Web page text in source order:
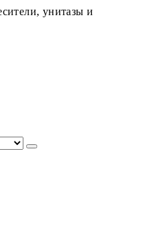
унитазы и